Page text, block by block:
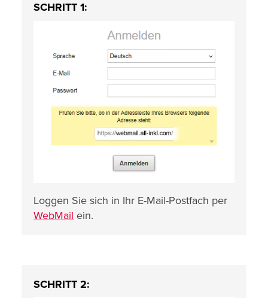
SCHRITT 1:
Loggen Sie sich in Ihr E-Mail-Postfach per
WebMail ein.
SCHRITT 2: